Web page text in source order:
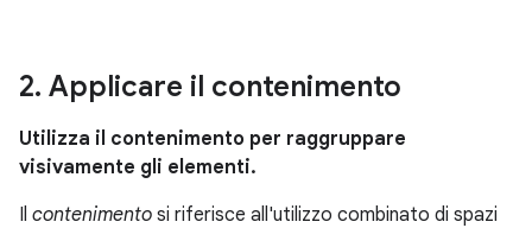
2. Applicare il contenimento
Utilizza il contenimento per raggruppare
visivamente gli elementi.
Il contenimento si riferisce all'utilizzo combinato di spazi